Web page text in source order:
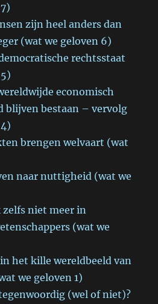
zijn heel anders dan
(wat we geloven 6)
rechtsstaat
economisch
blijven bestaan – vervolg
brengen welvaart (wat
naar nuttigheid (wat we
zelfs niet meer in
(wat we
het kille wereldbeeld van
we geloven 1)
(wel of niet)?